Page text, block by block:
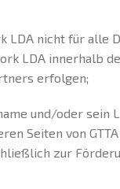
LDA nicht für alle
LDA innerhalb
erfolgen;
und/oder sein
Seiten von
zur